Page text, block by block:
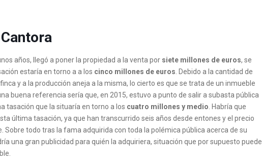
años, llegó a poner la propiedad a la venta por siete millones de euros, se
estaría en torno a a los cinco millones de euros . Debido a la cantidad de
y a la producción aneja a la misma, lo cierto es que se trata de un inmueble
buena referencia sería que, en 2015, estuvo a punto de salir a subasta pública
tasación que la situaría en torno a los cuatro millones y medio . Habría que
última tasación, ya que han transcurrido seis años desde entones y el precio
Sobre todo tras la fama adquirida con toda la polémica pública acerca de su
una gran publicidad para quién la adquiriera, situación que por supuesto puede